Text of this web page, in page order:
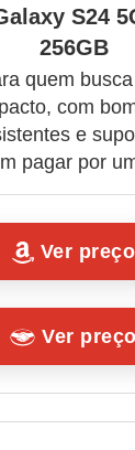
S24
256GB
quem
com
e
pagar por
Ver preço
Ver preço